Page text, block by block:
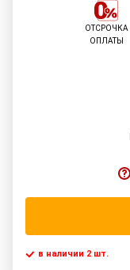
ОТСРОЧКА
ОПЛАТЫ
в наличии 2 шт.